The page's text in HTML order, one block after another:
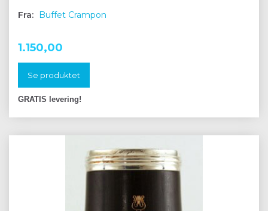
Fra: Buffet Crampon
1.150,00
Se produktet
GRATIS levering!